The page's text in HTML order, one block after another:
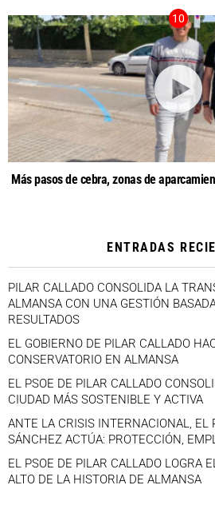
Más pasos de cebra, zonas de
ENTRADAS
PILAR CALLADO CONSOLIDA LA
ALMANSA CON UNA GESTIÓN
RESULTADOS
EL GOBIERNO DE PILAR CALLADO
CONSERVATORIO EN ALMANSA
EL PSOE DE PILAR CALLADO
CIUDAD MÁS SOSTENIBLE Y ACTIVA
ANTE LA CRISIS INTERNACIONAL, EL
SÁNCHEZ ACTÚA: PROTECCIÓN,
EL PSOE DE PILAR CALLADO LOGRA
ALTO DE LA HISTORIA DE ALMANSA